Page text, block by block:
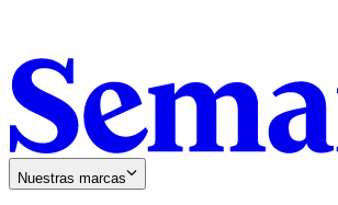
Nuestras marcas